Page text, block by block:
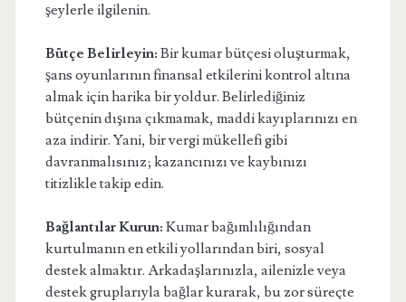
şeylerle ilgilenin.
Bütçe Belirleyin: Bir kumar bütçesi oluşturmak,
şans oyunlarının finansal etkilerini kontrol altına
almak için harika bir yoldur. Belirlediğiniz
bütçenin dışına çıkmamak, maddi kayıplarınızı en
aza indirir. Yani, bir vergi mükellefi gibi
davranmalısınız; kazancınızı ve kaybınızı
titizlikle takip edin.
Bağlantılar Kurun: Kumar bağımlılığından
kurtulmanın en etkili yollarından biri, sosyal
destek almaktır. Arkadaşlarınızla, ailenizle veya
destek gruplarıyla bağlar kurarak, bu zor süreçte